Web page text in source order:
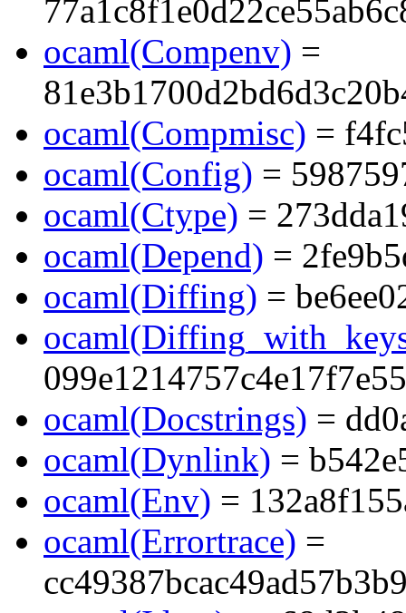
ocaml(Compenv) =
ocaml(Compmisc) =
ocaml(Config) =
ocaml(Ctype) =
ocaml(Depend) =
ocaml(Diffing) =
ocaml(Docstrings) =
ocaml(Dynlink) =
ocaml(Env) =
ocaml(Errortrace) =